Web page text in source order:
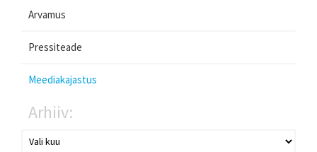
Arvamus
Pressiteade
Meediakajastus
Arhiiv: